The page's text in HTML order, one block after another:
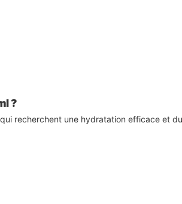
?
recherchent une hydratation efficace et